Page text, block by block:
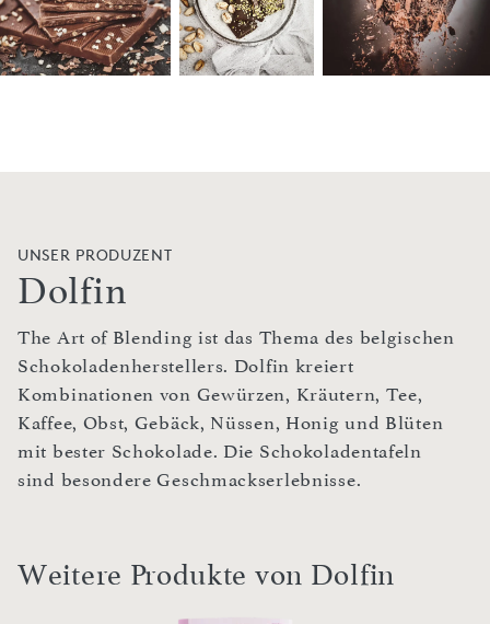
UNSER PRODUZENT
Dolfin
The Art of Blending ist das Thema des belgischen
Schokoladenherstellers. Dolfin kreiert
Kombinationen von Gewürzen, Kräutern, Tee,
Kaffee, Obst, Gebäck, Nüssen, Honig und Blüten
mit bester Schokolade. Die Schokoladentafeln
sind besondere Geschmackserlebnisse.
Weitere Produkte von Dolfin